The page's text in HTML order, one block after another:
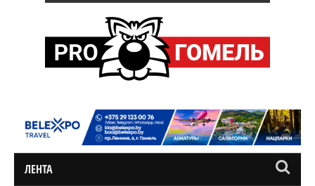
ЛЕНТА